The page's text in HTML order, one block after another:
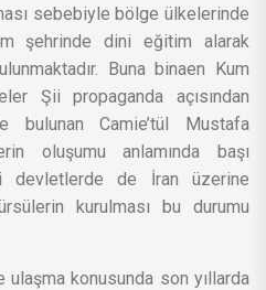
sebebiyle bölge ülkelerinde
şehrinde dini eğitim alarak
Buna binaen Kum
Şii propaganda açısından
Camie’tül Mustafa
oluşumu anlamında başı
devletlerde de İran üzerine
kurulması bu durumu
ulaşma konusunda son yıllarda